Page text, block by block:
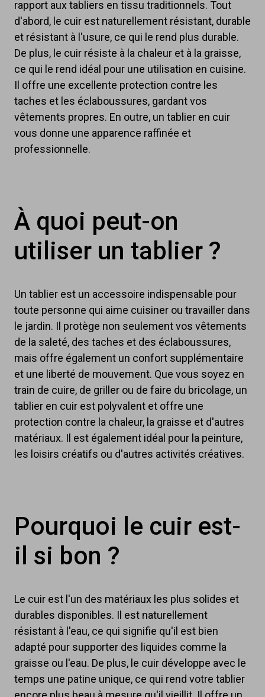
rapport aux tabliers en tissu traditionnels. Tout
d'abord, le cuir est naturellement résistant, durable
et résistant à l'usure, ce qui le rend plus durable.
De plus, le cuir résiste à la chaleur et à la graisse,
ce qui le rend idéal pour une utilisation en cuisine.
Il offre une excellente protection contre les
taches et les éclaboussures, gardant vos
vêtements propres. En outre, un tablier en cuir
vous donne une apparence raffinée et
professionnelle.
À quoi peut-on
utiliser un tablier ?
Un tablier est un accessoire indispensable pour
toute personne qui aime cuisiner ou travailler dans
le jardin. Il protège non seulement vos vêtements
de la saleté, des taches et des éclaboussures,
mais offre également un confort supplémentaire
et une liberté de mouvement. Que vous soyez en
train de cuire, de griller ou de faire du bricolage, un
tablier en cuir est polyvalent et offre une
protection contre la chaleur, la graisse et d'autres
matériaux. Il est également idéal pour la peinture,
les loisirs créatifs ou d'autres activités créatives.
Pourquoi le cuir est-
il si bon ?
Le cuir est l'un des matériaux les plus solides et
durables disponibles. Il est naturellement
résistant à l'eau, ce qui signifie qu'il est bien
adapté pour supporter des liquides comme la
graisse ou l'eau. De plus, le cuir développe avec le
temps une patine unique, ce qui rend votre tablier